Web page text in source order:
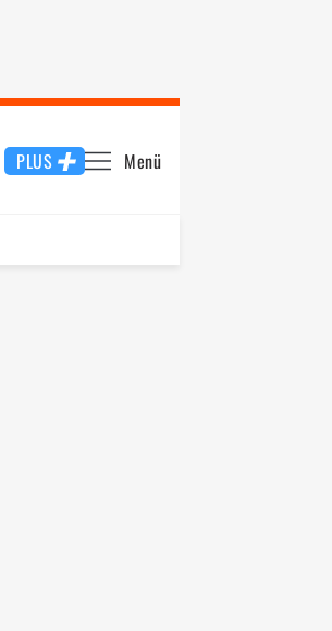
PLUS Menü